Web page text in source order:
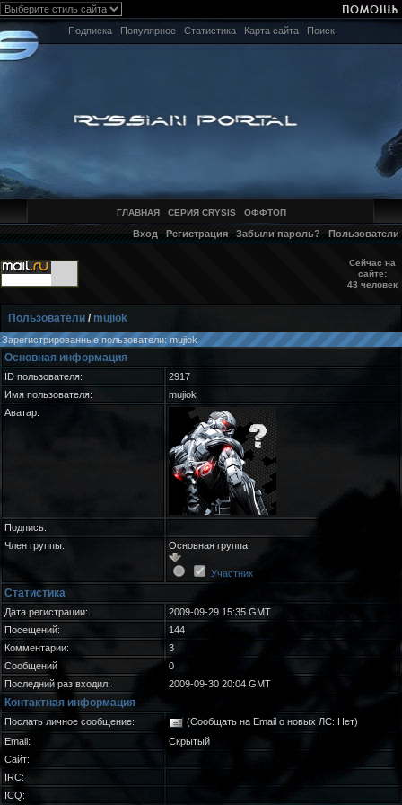
Подписка Популярное Статистика Карта сайта Поиск
ГЛАВНАЯ СЕРИЯ CRYSIS ОФФТОП
Вход Регистрация Забыли пароль? Пользователи
Сейчас на
сайте:
43 человек
Пользователи / mujiok
Зарегистрированные пользователи: mujiok
Основная информация
ID пользователя:
2917
Имя пользователя:
mujiok
Аватар:
Подпись:
Член группы:
Основная группа:
Участник
Статистика
Дата регистрации:
2009-09-29 15:35 GMT
Посещений:
144
Комментарии:
3
Сообщений
0
Последний раз входил:
2009-09-30 20:04 GMT
Контактная информация
Послать личное сообщение:
(Сообщать на Email о новых ЛС: Нет)
Email:
Скрытый
Сайт:
IRC:
ICQ: